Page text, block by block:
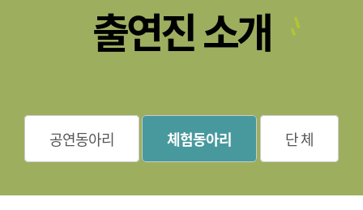
출연진 소개
공연동아리 체험동아리 단 체